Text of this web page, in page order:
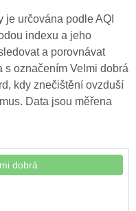
určována podle AQI
indexu a jeho
a porovnávat
s označením Velmi dobrá
kdy znečištění ovzduší
Data jsou měřena
dobrá